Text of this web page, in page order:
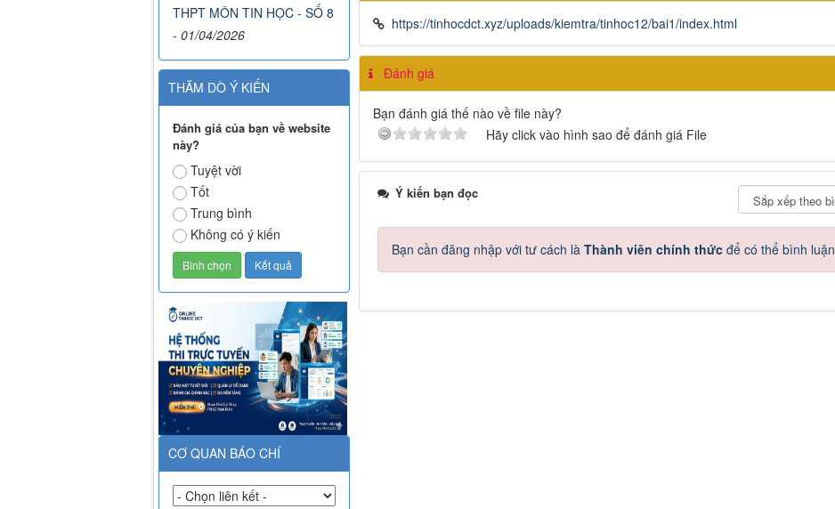
https://tinhocdct.xyz/uploads/kiemtra/tinhoc12/bai1/index.html
Đánh giá
Bạn đánh giá thế nào về file này?
Hãy click vào hình sao để đánh giá File
Ý kiến bạn đọc
Bạn cần đăng nhập với tư cách là Thành viên chính thứcđể có thể bình luận
THPT MÔN TIN HỌC - SỐ 8
- 01/04/2026
THĂM DÒ Ý KIẾN
Đánh giá của bạn về website
này?
Tuyệt vời
Tốt
Trung bình
Không có ý kiến
CƠ QUAN BÁO CHÍ